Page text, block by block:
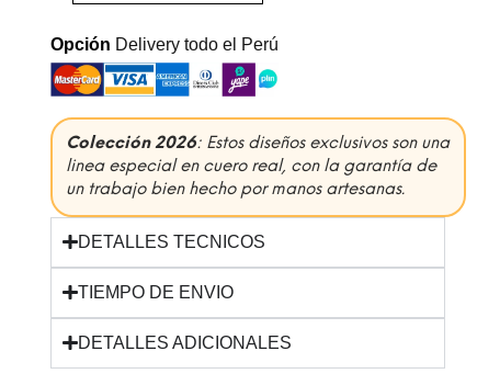
Opción Delivery todo el Perú
Colección 2026: Estos diseños exclusivos son una
linea especial en cuero real, con la garantía de
un trabajo bien hecho por manos artesanas.
DETALLES TECNICOS
TIEMPO DE ENVIO
DETALLES ADICIONALES